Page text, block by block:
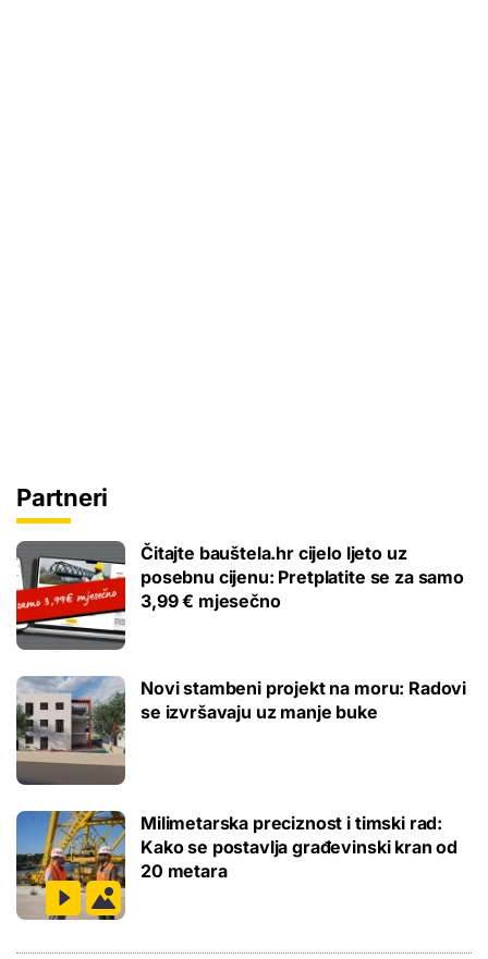
Partneri
Čitajte bauštela.hr cijelo ljeto uz
posebnu cijenu: Pretplatite se za samo
3,99 € mjesečno
Novi stambeni projekt na moru: Radovi
se izvršavaju uz manje buke
Milimetarska preciznost i timski rad:
Kako se postavlja građevinski kran od
20 metara